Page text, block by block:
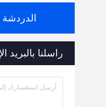
الدردشة
راسلنا بالبريد